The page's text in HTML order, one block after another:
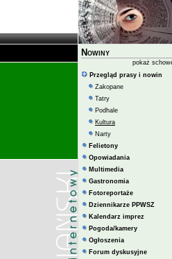
Nowiny
pokaż
Przegląd prasy i nowin
Zakopane
Tatry
Podhale
Kultura
Narty
Felietony
Opowiadania
Multimedia
Gastronomia
Fotoreportaże
Dziennikarze PPWSZ
Kalendarz imprez
Pogoda/kamery
Ogłoszenia
Forum dyskusyjne